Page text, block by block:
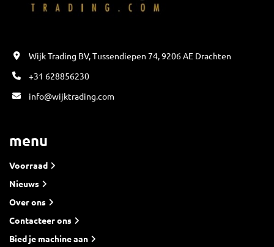
Wijk Trading BV, Tussendiepen 74, 9206 AE Drachten
+31 628856230
info@wijktrading.com
menu
Voorraad
Nieuws
Over ons
Contacteer ons
Bied je machine aan